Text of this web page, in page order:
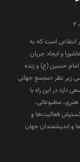
انتفاعی است که به
و ایجاد جریان
حسین (ع) و زنده
از سال ۱۳۹۳ هجری شمسی زیر نظر «مجمع جهانی
در این راه با
هنری، مطبوعاتی،
گسترش فعالیت‌ها و
و اندیشمندان جهان